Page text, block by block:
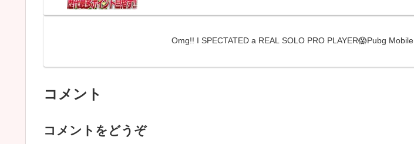
Omg!! I SPECTATED a REAL SOLO PRO PLAYER😱Pubg Mobile
コメント
コメントをどうぞ